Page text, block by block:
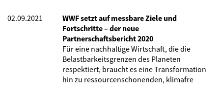
02.09.2021
WWF setzt auf messbare Ziele und
Fortschritte – der neue
Partnerschaftsbericht 2020
Für eine nachhaltige Wirtschaft, die die
Belastbarkeitsgrenzen des Planeten
respektiert, braucht es eine Transformation
hin zu ressourcenschonenden, klimafre